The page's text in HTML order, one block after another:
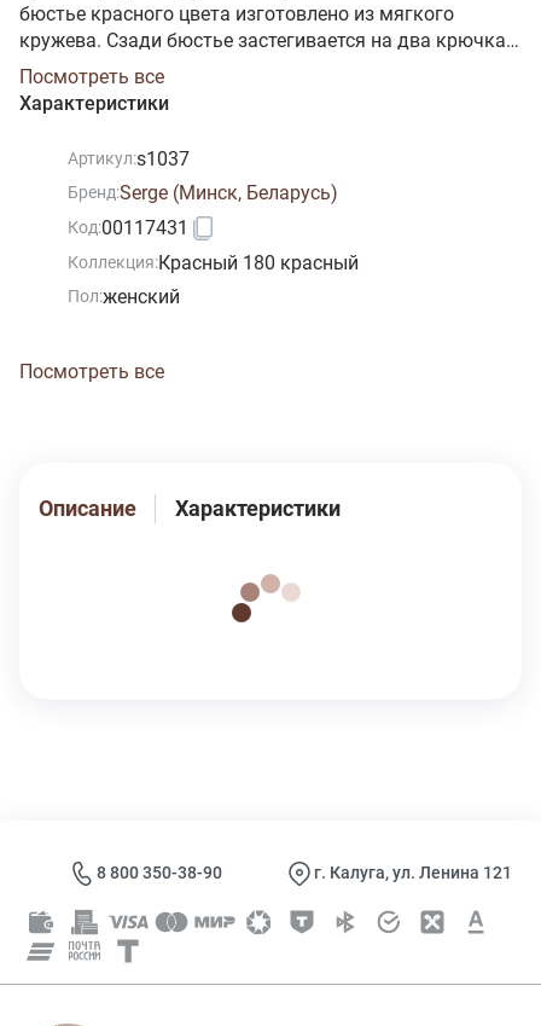
бюстье красного цвета изготовлено из мягкого
кружева. Сзади бюстье застегивается на два крючка в
трёх позициях, что позволяет подобрать наиболее
комфортную посадку по фигуре. Продуманная
конструкция, надежные эластичные швы,
текстурированные нити, специальные закрепки на
швах - гарантия долговечности изделия при
соблюдении правил по уходу за ним.
Посмотреть все
Характеристики
Артикул:s1037
Бренд:Serge (Минск, Беларусь)
Код:00117431
Коллекция:Красный 180 красный
Пол:женский
Посмотреть все
Описание Характеристики
8 800 350-38-90 г. Калуга, ул. Ленина 121